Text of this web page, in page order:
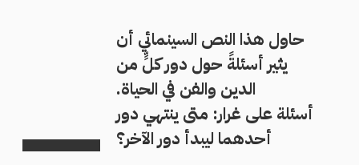
حاول هذا النص السينمائي أن
يثير أسئلةً حول دور كلٍّ من
الدين والفن في الحياة.
أسئلة على غرار: متى ينتهي دور
أحدهما ليبدأ دور الآخر؟